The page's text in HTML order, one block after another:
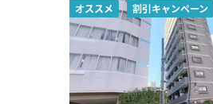
オススメ 割引キャンペーン